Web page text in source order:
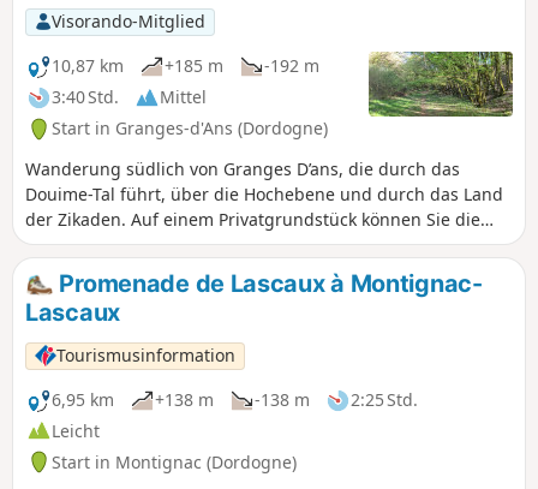
Visorando-Mitglied
10,87 km
+185 m
-192 m
3:40 Std.
Mittel
Start in Granges-d'Ans (Dordogne)
Wanderung südlich von Granges D’ans, die durch das
Douime-Tal führt, über die Hochebene und durch das Land
der Zikaden. Auf einem Privatgrundstück können Sie die
Ruinen zweier Mühlen und den Douime-Wasserfall sehen,
der diese Mühlen mit Wasser versorgte. Sie wurden von
den Einwohnern bis zur Einführung der Elektrizität genutzt.
Promenade de Lascaux à Montignac-
Lascaux
Tourismusinformation
6,95 km
+138 m -138 m
2:25 Std.
Leicht
Start in Montignac (Dordogne)